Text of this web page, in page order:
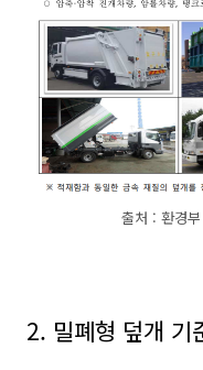
출처 : 환경
2. 밀폐형 덮개 기